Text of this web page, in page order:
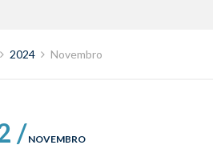
2024 Novembro
/NOVEMBRO